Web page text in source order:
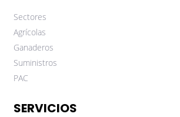
Sectores
Agrícolas
Ganaderos
Suministros
PAC
SERVICIOS